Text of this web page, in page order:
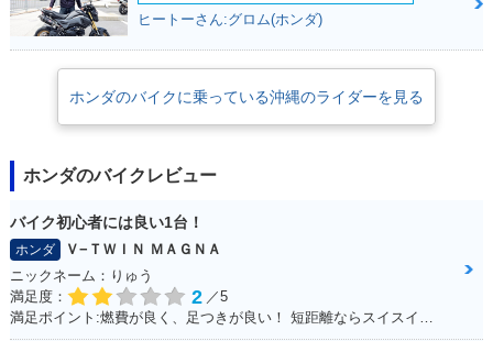
ヒートーさん:グロム(ホンダ)
ホンダのバイクに乗っている沖縄のライダーを見る
ホンダのバイクレビュー
バイク初心者には良い1台！
ホンダ
Ｖ−ＴＷＩＮ ＭＡＧＮＡ
ニックネーム：りゅう
満足度：
2 ／5